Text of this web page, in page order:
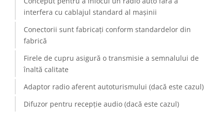
Accesorii multimedia
Conectică Auto
Conectică Auto
Conectică Audi
Conectică BMW
Conectică Volkswagen
interfera cu cablajul standard al mașinii
Conectorii sunt fabricați conform standardelor din
fabrică
Firele de cupru asigură o transmisie a semnalului de
înaltă calitate
Adaptor radio aferent autoturismului (dacă este cazul)
Difuzor pentru recepție audio (dacă este cazul)